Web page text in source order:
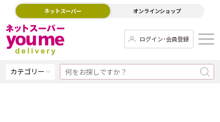
ネットスーパー オンラインショップ
ログイン･会員登録
カテゴリー